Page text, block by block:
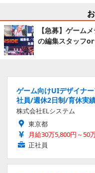
【急募】ゲーム
の編集スタッフ
ゲーム向けUIデザイナ
社員/週休2日制/育休実
株式会社ELシステム
東京都
月給30万5,800円～50
正社員